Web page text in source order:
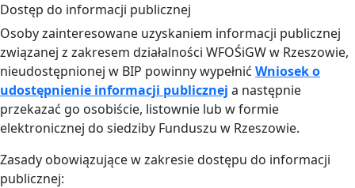
Dostęp do informacji publicznej
Osoby zainteresowane uzyskaniem informacji publicznej
związanej z zakresem działalności WFOŚiGW w Rzeszowie,
nieudostępnionej w BIP powinny wypełnić Wniosek o
udostępnienie informacji publicznej a następnie
przekazać go osobiście, listownie lub w formie
elektronicznej do siedziby Funduszu w Rzeszowie.
Zasady obowiązujące w zakresie dostępu do informacji
publicznej: